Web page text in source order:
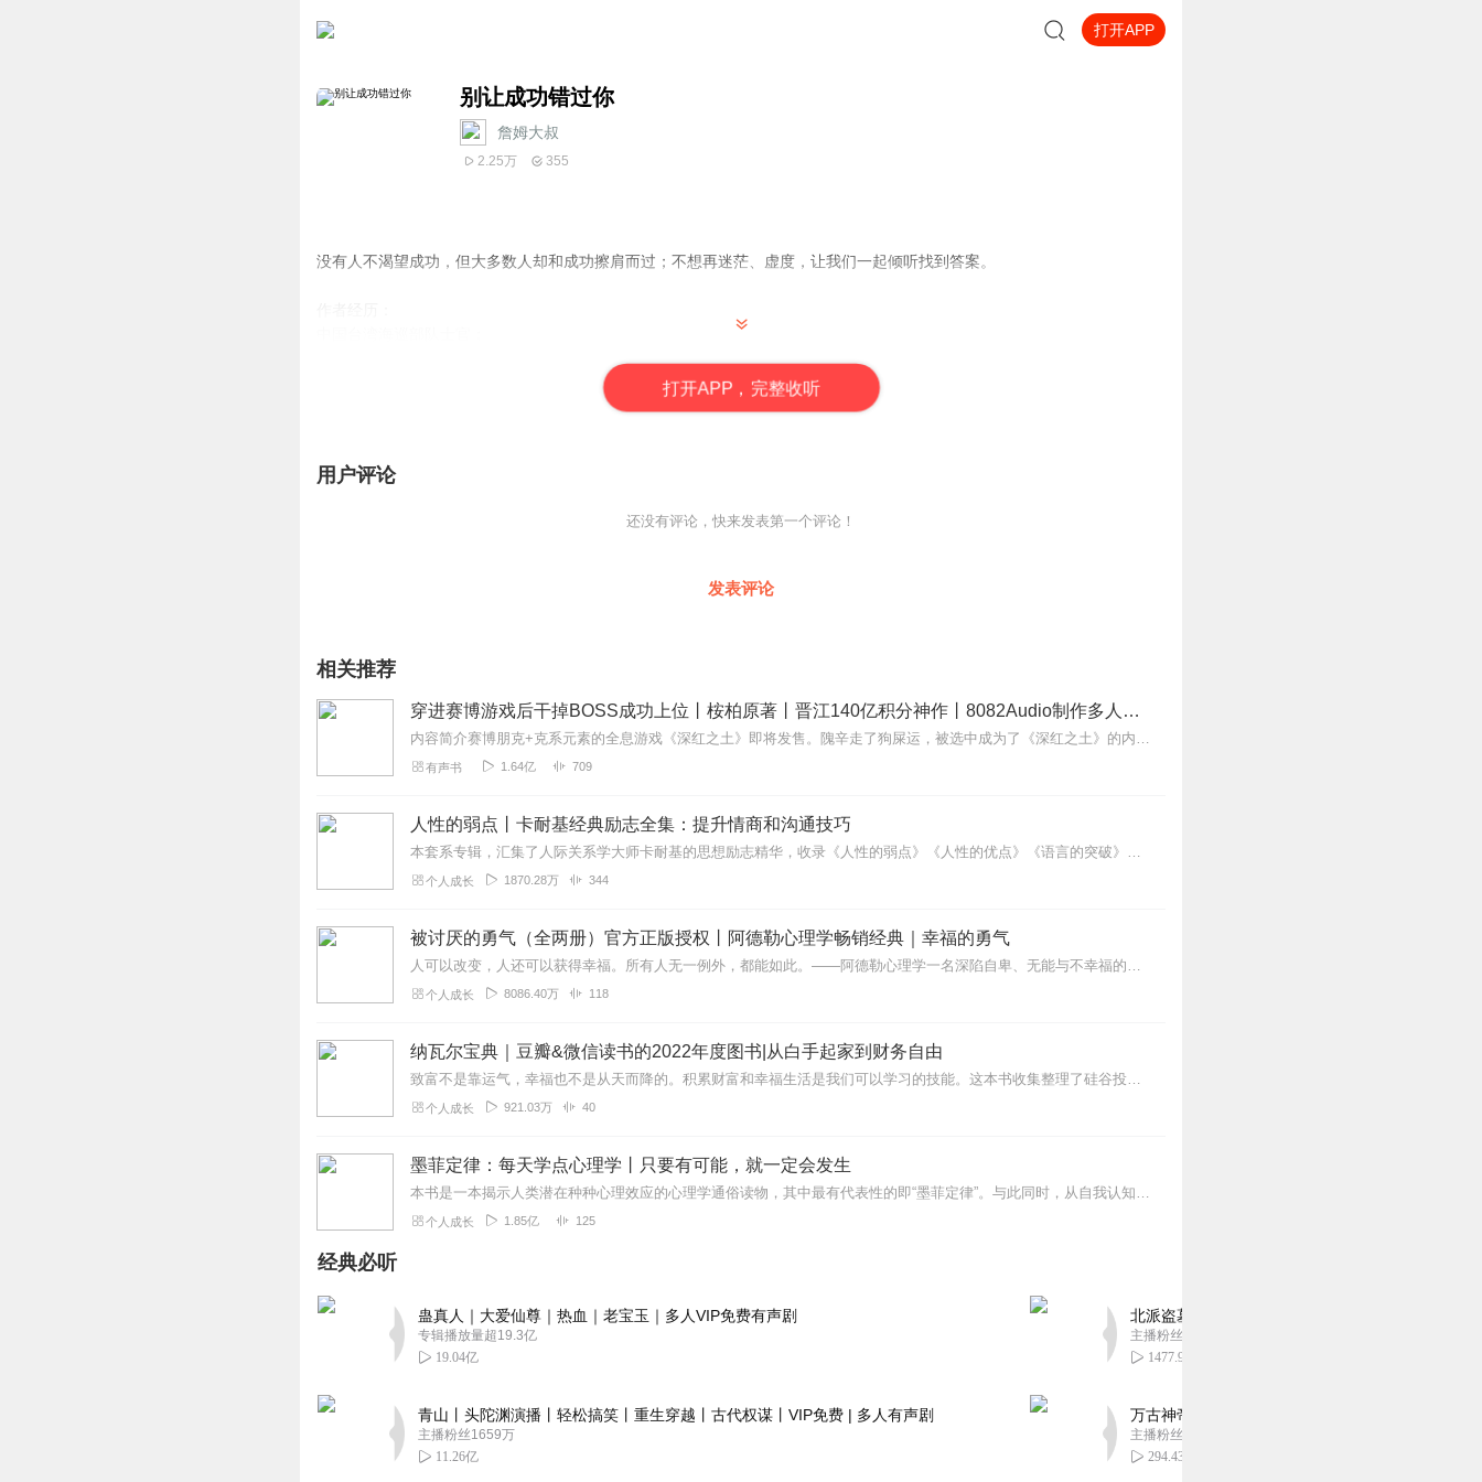
打开APP
别让成功错过你
詹姆大叔
2.25万 355
没有人不渴望成功，但大多数人却和成功擦肩而过；不想再迷茫、虚度，让我们一起倾听找到答案。
打开APP，完整收听
用户评论
还没有评论，快来发表第一个评论！
发表评论
相关推荐
穿进赛博游戏后干掉BOSS成功上位丨桉柏原著丨晋江140亿积分神作丨8082Audio制作多人有声剧
内容简介赛博朋克+克系元素的全息游戏《深红之土》即将发售。隗辛走了狗屎运，被选中成为了《深红之土》的内测玩家。然而事情朝着诡异的方向一路狂奔，她发现她不是在玩...
有声书 1.64亿 709
人性的弱点丨卡耐基经典励志全集：提升情商和沟通技巧
本套系专辑，汇集了人际关系学大师卡耐基的思想励志精华，收录《人性的弱点》《人性的优点》《语言的突破》《美好的人生》《快乐的人生》等所有经典！是卡耐基的经典合辑，...
个人成长 1870.28万 344
被讨厌的勇气（全两册）官方正版授权丨阿德勒心理学畅销经典｜幸福的勇气
人可以改变，人还可以获得幸福。所有人无一例外，都能如此。——阿德勒心理学一名深陷自卑、无能与不幸福的青年，听到了一名哲人主张的“世界无比单纯，人人都能幸福”便来...
个人成长 8086.40万 118
纳瓦尔宝典｜豆瓣&微信读书的2022年度图书|从白手起家到财务自由
致富不是靠运气，幸福也不是从天而降的。积累财富和幸福生活是我们可以学习的技能。这本书收集整理了硅谷投资人纳瓦尔在过去十年里通过推特、播客和采访等方式分享的人生智...
个人成长 921.03万 40
墨菲定律：每天学点心理学丨只要有可能，就一定会发生
本书是一本揭示人类潜在种种心理效应的心理学通俗读物，其中最有代表性的即“墨菲定律”。与此同时，从自我认知、经济管理等方面入手，作者引出了数十条对现代人工作和生活...
个人成长 1.85亿 125
经典必听
蛊真人｜大爱仙尊｜热血｜老宝玉｜多人VIP免费有声剧
专辑播放量超19.3亿
19.04亿
青山丨头陀渊演播丨轻松搞笑丨重生穿越丨古代权谋丨VIP免费 | 多人有声剧
主播粉丝1659万
11.26亿
北派盗墓笔记丨头陀渊出品丨悬疑灵异丨摸金校尉
主播粉丝1659万
1477.92万
万古神帝丨玄幻丨热血丨紫襟团队演播丨多人有声
主播粉丝2836万
294.43万